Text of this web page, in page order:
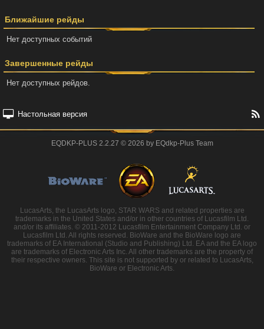
Ближайшие рейды
Нет доступных событий
Завершенные рейды
Нет доступных рейдов.
Настольная версия
EQDKP-PLUS 2.2.27 © 2026 by EQdkp-Plus Team
LucasArts, the LucasArts logo, STAR WARS and related properties are
trademarks in the United States and/or in other countries of Lucasfilm Ltd.
and/or its affiliates. © 2011-2012 Lucasfilm Entertainment Company Ltd. or
Lucasfilm Ltd. All rights reserved. BioWare and the BioWare logo are
trademarks of EA International (Studio and Publishing) Ltd. EA and the EA logo
are trademarks of Electronic Arts Inc. All other trademarks are the property of
their respective owners. This site is not supported by or related to LucasArts,
BioWare or Electronic Arts.